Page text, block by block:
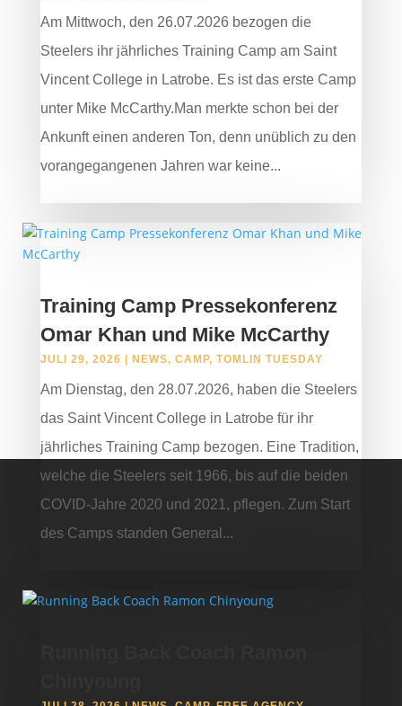
Am Mittwoch, den 26.07.2026 bezogen die
Steelers ihr jährliches Training Camp am Saint
Vincent College in Latrobe. Es ist das erste Camp
unter Mike McCarthy.Man merkte schon bei der
Ankunft einen anderen Ton, denn unüblich zu den
vorangegangenen Jahren war keine...
Training Camp Pressekonferenz
Omar Khan und Mike McCarthy
JULI 29, 2026 NEWS, CAMP, TOMLIN TUESDAY
Am Dienstag, den 28.07.2026, haben die Steelers
das Saint Vincent College in Latrobe für ihr
jährliches Training Camp bezogen. Eine Tradition,
welche die Steelers seit 1966, bis auf die beiden
COVID-Jahre 2020 und 2021, pflegen. Zum Start
des Camps standen General...